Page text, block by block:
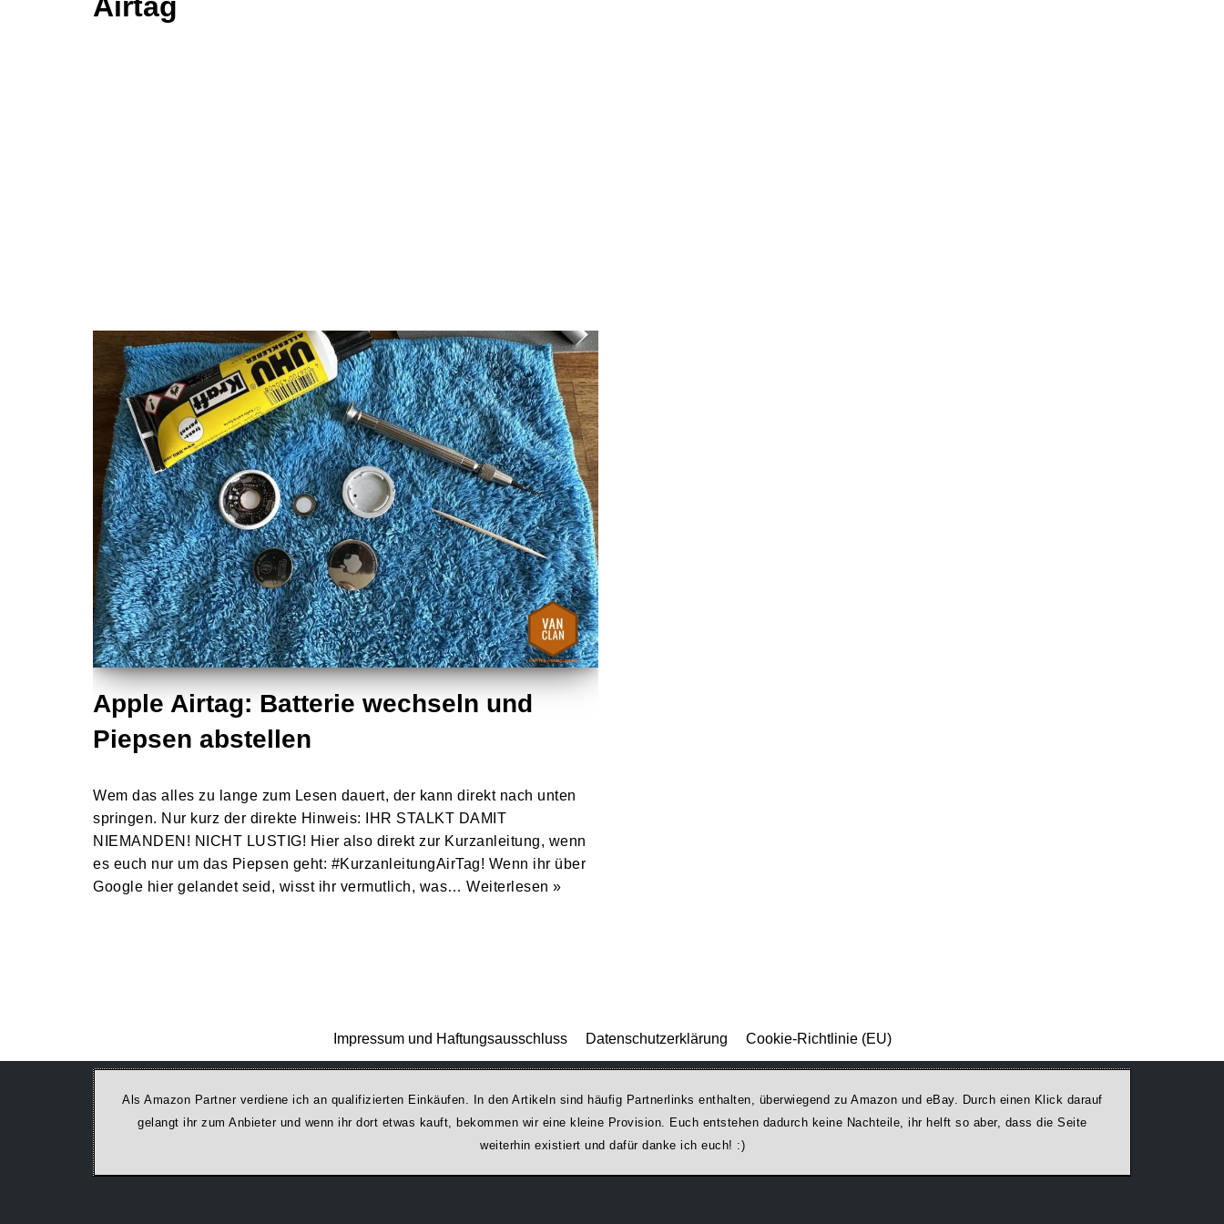
Airtag
Apple Airtag: Batterie wechseln und
Piepsen abstellen
Wem das alles zu lange zum Lesen dauert, der kann direkt nach unten
springen. Nur kurz der direkte Hinweis: IHR STALKT DAMIT
NIEMANDEN! NICHT LUSTIG! Hier also direkt zur Kurzanleitung, wenn
es euch nur um das Piepsen geht: #KurzanleitungAirTag! Wenn ihr über
Google hier gelandet seid, wisst ihr vermutlich, was… Weiterlesen »
Impressum und Haftungsausschluss Datenschutzerklärung Cookie-Richtlinie (EU)
Als Amazon Partner verdiene ich an qualifizierten Einkäufen. In den Artikeln sind häufig Partnerlinks enthalten, überwiegend zu Amazon und eBay. Durch einen Klick darauf
ge­lan­gt ihr zum Anbieter und wenn ihr dort etwas kauft, bekommen wir ei­ne kleine Provision. Euch entstehen dadurch keine Nachteile, ihr helft so aber, dass die Seite
weiterhin existiert und dafür danke ich euch! :)